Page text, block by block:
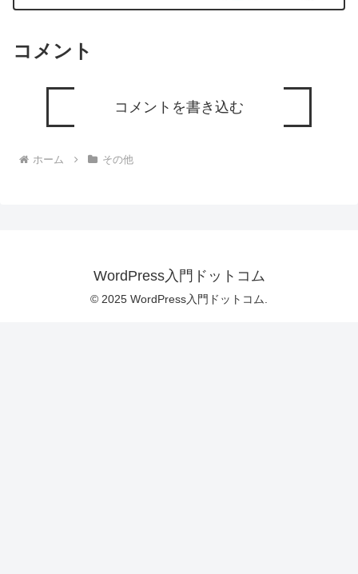
コメント
コメントを書き込む
ホーム その他
WordPress入門ドットコム
© 2025 WordPress入門ドットコム.